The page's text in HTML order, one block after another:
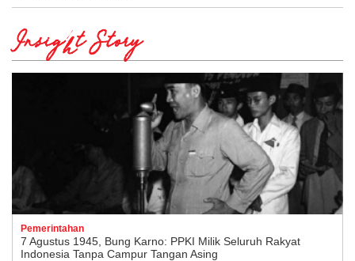
Insight Story
Pemerintahan
7 Agustus 1945, Bung Karno: PPKI Milik Seluruh Rakyat
Indonesia Tanpa Campur Tangan Asing